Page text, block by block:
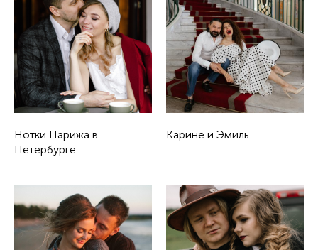
Нотки Парижа в
Петербурге
Карине и Эмиль